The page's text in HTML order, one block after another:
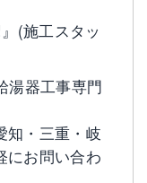
(施工スタッ
湯器工事専門
知・三重・岐
にお問い合わ